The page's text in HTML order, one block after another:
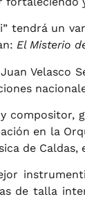
tendrá un
El Misterio
Velasco
compositor,
en la
de
de talla